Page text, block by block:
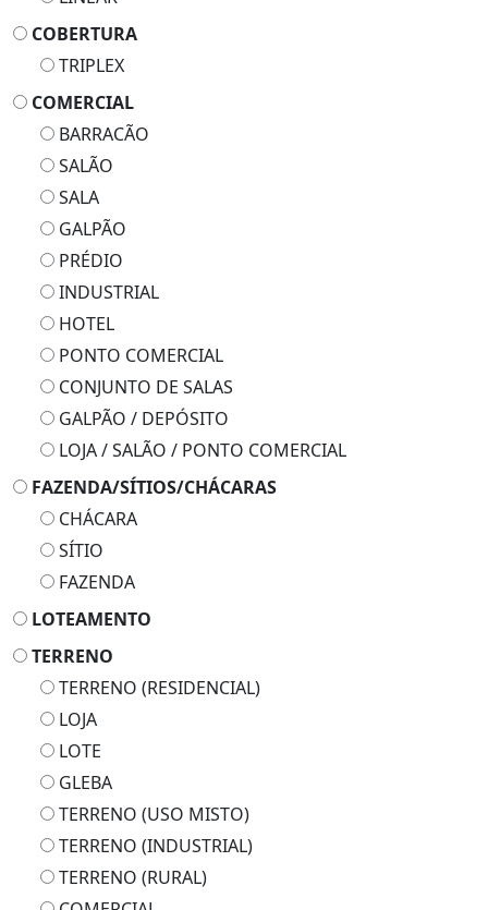
COBERTURA
TRIPLEX
COMERCIAL
BARRACÃO
SALÃO
SALA
GALPÃO
PRÉDIO
INDUSTRIAL
HOTEL
PONTO COMERCIAL
CONJUNTO DE SALAS
GALPÃO / DEPÓSITO
LOJA / SALÃO / PONTO COMERCIAL
FAZENDA/SÍTIOS/CHÁCARAS
CHÁCARA
SÍTIO
FAZENDA
LOTEAMENTO
TERRENO
TERRENO (RESIDENCIAL)
LOJA
LOTE
GLEBA
TERRENO (USO MISTO)
TERRENO (INDUSTRIAL)
TERRENO (RURAL)